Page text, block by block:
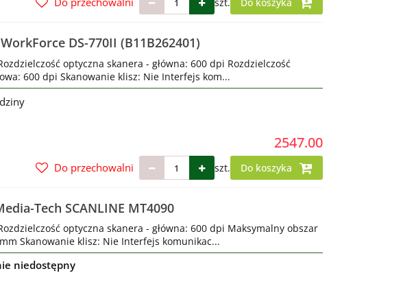
szt. Do koszyka
DS-770II (B11B262401)
optyczna skanera - główna: 600 dpi Rozdzielczość
600 dpi Skanowanie klisz: Nie Interfejs kom...
2547.00
szt. Do koszyka
Do przechowalni
Tech SCANLINE MT4090
optyczna skanera - główna: 600 dpi Maksymalny obszar
Skanowanie klisz: Nie Interfejs komunikac...
niedostępny